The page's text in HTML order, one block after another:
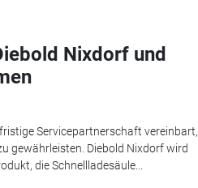
Nixdorf und
Servicepartnerschaft vereinbart,
gewährleisten. Diebold Nixdorf wird
die Schnellladesäule...